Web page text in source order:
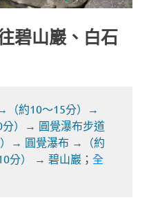
碧山巖、白石
（約10～15分）→
）→ 圓覺瀑布步道
→ 圓覺瀑布 →（約
分） → 碧山巖 ； 全